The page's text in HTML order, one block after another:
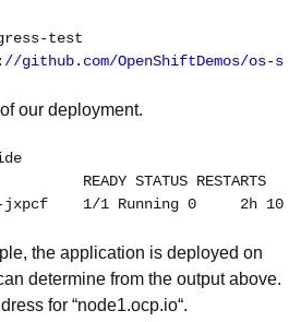
test
github.com/OpenShiftDemos/os-
our deployment.
READY STATUS RESTARTS
jxpcf    1/1 Running 0     2h
the application is deployed on
determine from the output above.
for “node1.ocp.io“.